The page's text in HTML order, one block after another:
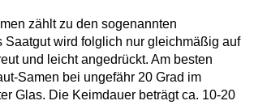
zählt zu den sogenannten
Saatgut wird folglich nur gleichmäßig auf
und leicht angedrückt. Am besten
Samen bei ungefähr 20 Grad im
Glas. Die Keimdauer beträgt ca. 10-20